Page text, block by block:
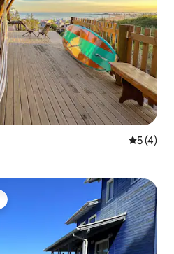
Note
5 (4)